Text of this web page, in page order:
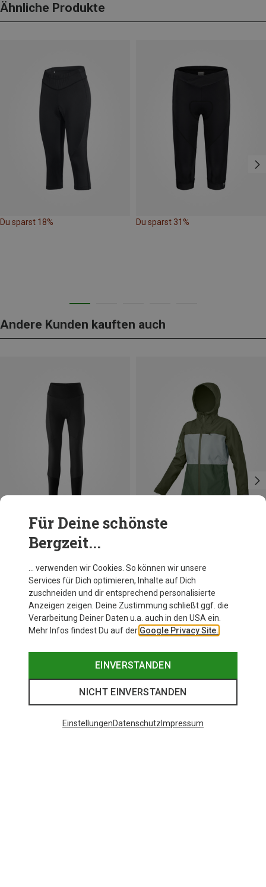
Ähnliche Produkte
Du sparst 18% Du sparst 31%
Andere Kunden kauften auch
Du sparst bis 39%
Für Deine schönste
Bergzeit...
… verwenden wir Cookies. So können wir unsere
Services für Dich optimieren, Inhalte auf Dich
zuschneiden und dir entsprechend personalisierte
Anzeigen zeigen. Deine Zustimmung schließt ggf. die
Verarbeitung Deiner Daten u.a. auch in den USA ein.
Mehr Infos findest Du auf der Google Privacy Site.
EINVERSTANDEN
NICHT EINVERSTANDEN
EinstellungenDatenschutz Impressum